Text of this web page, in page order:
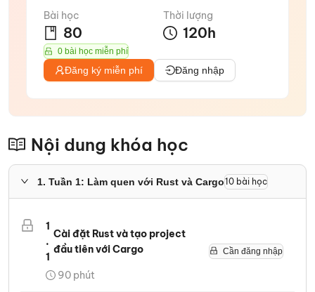
Bài học
80
Thời lượng
120h
0 bài học miễn phí
Đăng ký miễn phí Đăng nhập
Nội dung khóa học
1. Tuần 1: Làm quen với Rust và Cargo10 bài học
1
.
1
Cài đặt Rust và tạo project
đầu tiên với Cargo
90 phút
Cần đăng nhập